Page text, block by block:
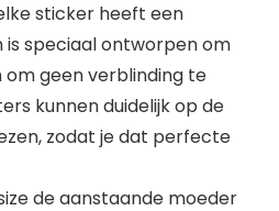
sticker heeft een
speciaal ontworpen om
geen verblinding te
kunnen duidelijk op de
zodat je dat perfecte
de aanstaande moeder